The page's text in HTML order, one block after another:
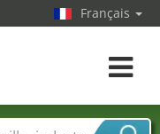
Français
Toggle